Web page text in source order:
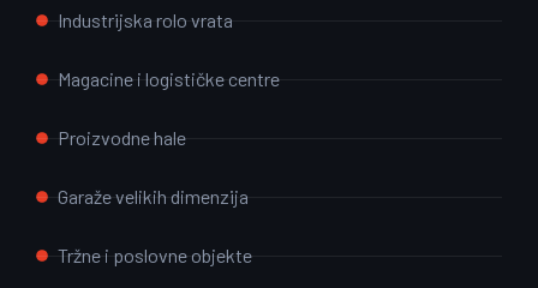
Industrijska rolo vrata
Magacine i logističke centre
Proizvodne hale
Garaže velikih dimenzija
Tržne i poslovne objekte